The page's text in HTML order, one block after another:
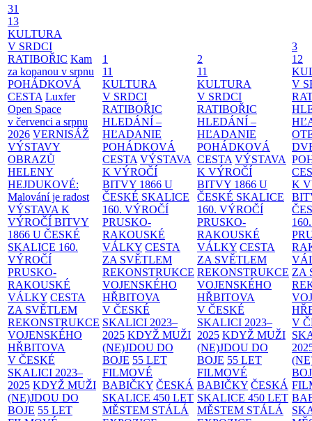
31
13
KULTURA
V SRDCI
RATIBOŘIC Kam
za kopanou v srpnu
POHÁDKOVÁ
CESTA Luxfer
Open Space
v červenci a srpnu
2026 VERNISÁŽ
VÝSTAVY
OBRAZŮ
HELENY
HEJDUKOVÉ:
Malování je radost
VÝSTAVA K
VÝROČÍ BITVY
1866 U ČESKÉ
SKALICE 160.
VÝROČÍ
PRUSKO-
RAKOUSKÉ
VÁLKY CESTA
ZA SVĚTLEM
REKONSTRUKCE
VOJENSKÉHO
HŘBITOVA
V ČESKÉ
SKALICI 2023–
2025 KDYŽ MUŽI
(NE)JDOU DO
BOJE 55 LET
1
11
KULTURA
V SRDCI
RATIBOŘIC
HLEDÁNÍ –
HĽADANIE
POHÁDKOVÁ
CESTA VÝSTAVA
K VÝROČÍ
BITVY 1866 U
ČESKÉ SKALICE
160. VÝROČÍ
PRUSKO-
RAKOUSKÉ
VÁLKY CESTA
ZA SVĚTLEM
REKONSTRUKCE
VOJENSKÉHO
HŘBITOVA
V ČESKÉ
SKALICI 2023–
2025 KDYŽ MUŽI
(NE)JDOU DO
BOJE 55 LET
FILMOVÉ
BABIČKY ČESKÁ
SKALICE 450 LET
MĚSTEM STÁLÁ
2
11
KULTURA
V SRDCI
RATIBOŘIC
HLEDÁNÍ –
HĽADANIE
POHÁDKOVÁ
CESTA VÝSTAVA
K VÝROČÍ
BITVY 1866 U
ČESKÉ SKALICE
160. VÝROČÍ
PRUSKO-
RAKOUSKÉ
VÁLKY CESTA
ZA SVĚTLEM
REKONSTRUKCE
VOJENSKÉHO
HŘBITOVA
V ČESKÉ
SKALICI 2023–
2025 KDYŽ MUŽI
(NE)JDOU DO
BOJE 55 LET
FILMOVÉ
BABIČKY ČESKÁ
SKALICE 450 LET
MĚSTEM STÁLÁ
3
12
V
K
ZA
V